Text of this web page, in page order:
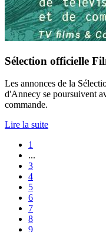
Sélection officielle
Les annonces de la
d'Annecy se poursuivent
commande.
Lire la suite
1
...
3
4
5
6
7
8
9